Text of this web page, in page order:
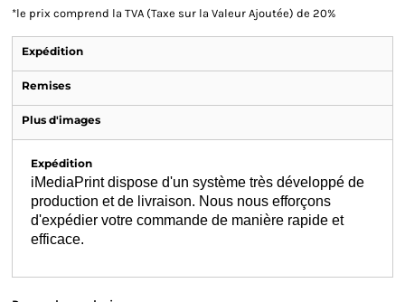
*le prix comprend la TVA (Taxe sur la Valeur Ajoutée) de 20%
Expédition
Remises
Plus d'images
Expédition
iMediaPrint dispose d'un système très développé de
production et de livraison. Nous nous efforçons
d'expédier votre commande de manière rapide et
efficace.